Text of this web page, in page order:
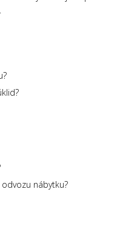
nábytku?